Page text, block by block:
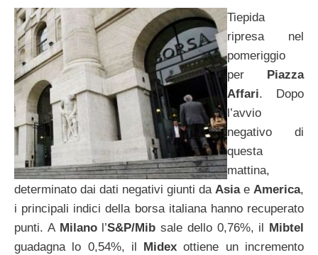
Tiepida
ripresa nel
pomeriggio
per
Piazza
Affari. Dopo
l’avvio
negativo di
questa
mattina,
determinato dai dati negativi giunti da Asiae America,
i principali indici della borsa italiana hanno recuperato
punti. A Milanol’S&P/Mib sale dello 0,76%, il
Mibtel
guadagna lo 0,54%, il
Midex ottiene un incremento